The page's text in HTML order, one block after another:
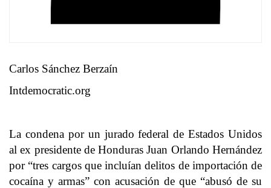
Carlos Sánchez Berzaín
Intdemocratic.org
La condena por un jurado federal de Estados Unidos
al ex presidente de Honduras Juan Orlando Hernández
por “tres cargos que incluían delitos de importación de
cocaína y armas” con acusación de que “abusó de su